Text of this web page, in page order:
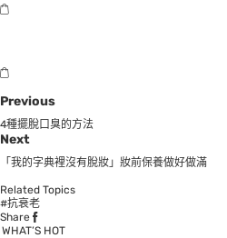
Previous
4種擺脫口臭的方法
Next
「我的字典裡沒有脫妝」妝前保養做好做滿
Related Topics
#抗衰老
Share
WHAT’S HOT